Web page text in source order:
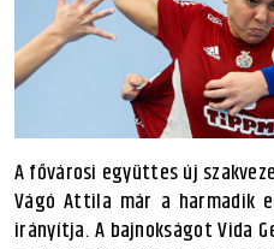
A fővárosi együttes új
Vágó Attila már a harmadik
irányítja. A bajnokságot Vida